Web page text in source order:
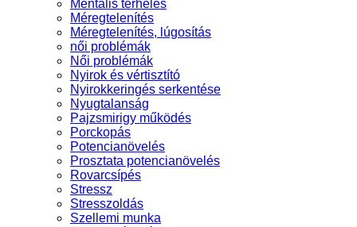
Mentális terhelés
Méregtelenítés
Méregtelenítés, lúgosítás
női problémák
Női problémák
Nyirok és vértisztító
Nyirokkeringés serkentése
Nyugtalanság
Pajzsmirigy működés
Porckopás
Potencianövelés
Prosztata potencianövelés
Rovarcsípés
Stressz
Stresszoldás
Szellemi munka